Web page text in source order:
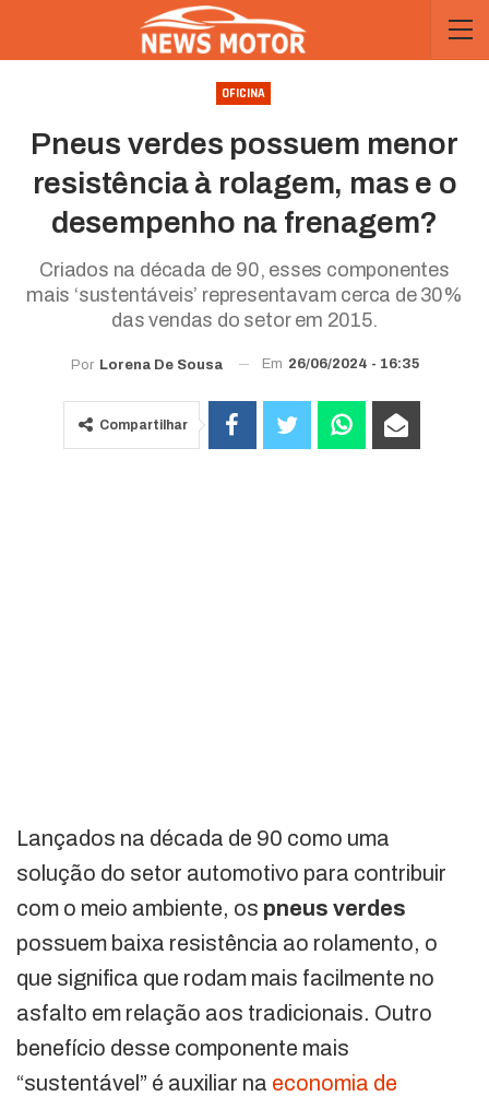
OFICINA
Pneus verdes possuem menor
resistência à rolagem, mas e o
desempenho na frenagem?
Criados na década de 90, esses componentes
mais ‘sustentáveis’ representavam cerca de 30%
das vendas do setor em 2015.
Por Lorena De Sousa Em 26/06/2024 - 16:35
Compartilhar
Lançados na década de 90 como uma
solução do setor automotivo para contribuir
com o meio ambiente, os pneus verdes
possuem baixa resistência ao rolamento, o
que significa que rodam mais facilmente no
asfalto em relação aos tradicionais. Outro
benefício desse componente mais
“sustentável” é auxiliar na economia de